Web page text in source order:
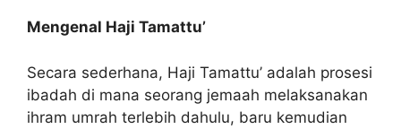
Mengenal Haji Tamattu’
Secara sederhana, Haji Tamattu’ adalah prosesi
ibadah di mana seorang jemaah melaksanakan
ihram umrah terlebih dahulu, baru kemudian